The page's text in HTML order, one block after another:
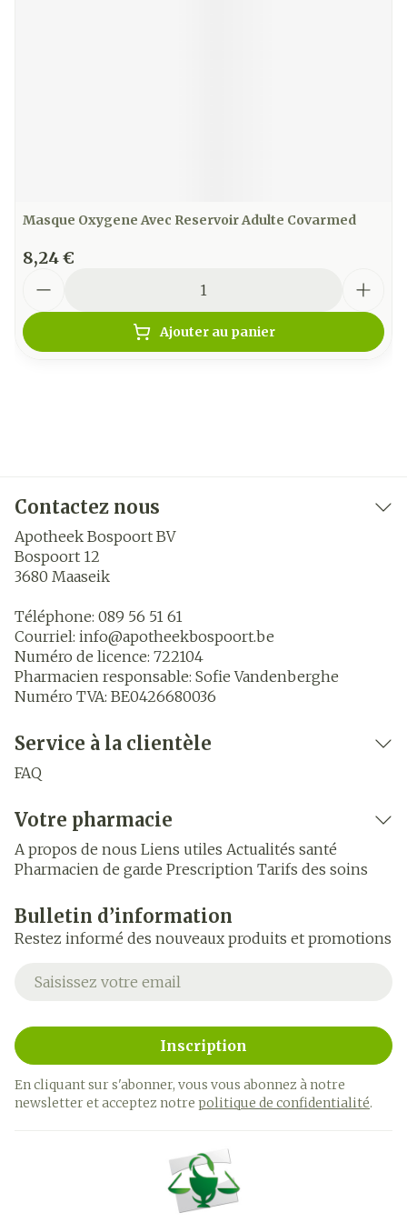
Masque Oxygene Avec Reservoir Adulte Covarmed
8,24 €
Ajouter au panier
Contactez nous
Apotheek Bospoort BV
Bospoort 12
3680 Maaseik
Téléphone: 089 56 51 61
Courriel: info@apotheekbospoort.be
Numéro de licence: 722104
Pharmacien responsable: Sofie Vandenberghe
Numéro TVA: BE0426680036
Service à la clientèle
FAQ
Votre pharmacie
A propos de nous Liens utiles Actualités santé
Pharmacien de garde Prescription Tarifs des soins
Bulletin d’information
Restez informé des nouveaux produits et promotions
Adresse mail
Inscription
En cliquant sur s'abonner, vous vous abonnez à notre
newsletter et acceptez notre politique de confidentialité.